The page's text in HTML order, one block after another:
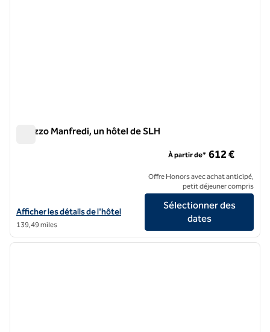
Palazzo Manfredi, un hôtel de SLH
Afficher les détails de l'hôtel Palazzo Manfredi, un hôtel de SLH
Afficher les détails de l'hôtel
139,49 miles
À partir de* 612 €
Offre Honors avec achat anticipé,
petit déjeuner compris
Sélectionner des
dates
1/12
1 sur 12